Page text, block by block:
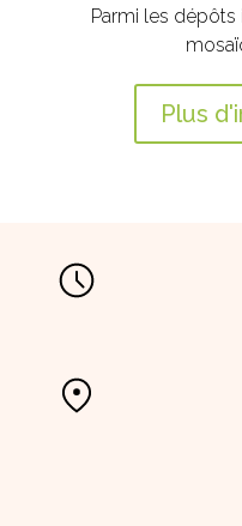
Parmi les
Plus